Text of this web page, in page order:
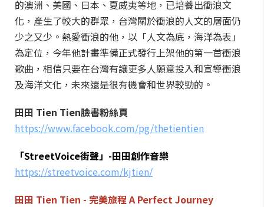
的澳洲、美國、日本、夏威夷等地，已培養出衝浪文
化，產生了較大的群眾，台灣關於衝浪的人文的層面仍
少之又少。熱愛衝浪的他，以「人文為底，海洋為表」
為定位，今年他計畫準備正式發行上架他的第一首衝浪
歌曲，相信只要在台灣有讓更多人願意投入和宣導衝浪
及海洋文化，未來還是很有機會和世界較勁的。
田田 Tien Tien臉書粉絲頁
https://www.facebook.com/pg/thetientien
「StreetVoice街聲」-田田創作音樂
https://streetvoice.com/kjtien/
田田 Tien Tien - 完美旅程 A Perfect Journey